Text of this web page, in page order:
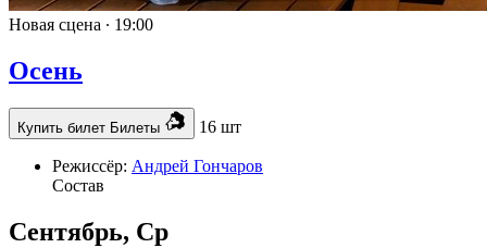
Новая сцена ∙ 19:00
Осень
Купить билет Билеты 16 шт
Режиссёр: Андрей Гончаров
Состав
Сентябрь, Ср